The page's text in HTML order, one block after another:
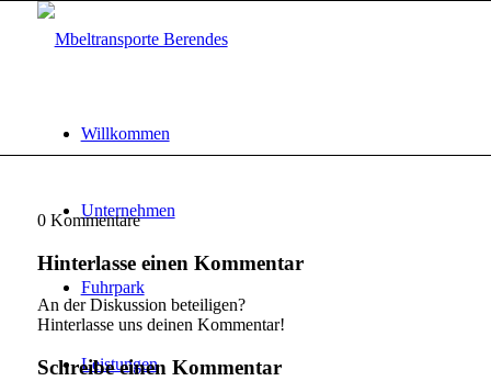
Willkommen
Unternehmen
Fuhrpark
Leistungen
0 Kommentare
Hinterlasse einen Kommentar
An der Diskussion beteiligen?
Hinterlasse uns deinen Kommentar!
Schreibe einen Kommentar